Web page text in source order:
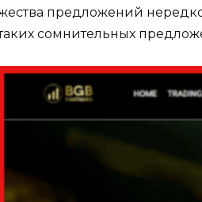
предложений нередко
сомнительных